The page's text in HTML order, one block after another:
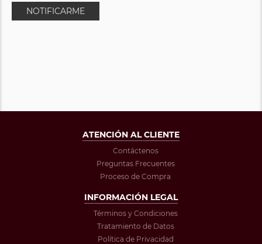
NOTIFICARME
ATENCIÓN AL CLIENTE
Contáctenos
Preguntas Frecuentes
Proceso de Compra
INFORMACIÓN LEGAL
Términos y Condiciones
Tratamiento de Datos
Política de Privacidad